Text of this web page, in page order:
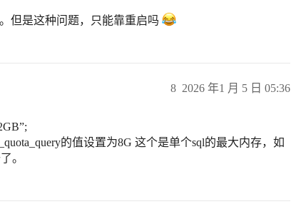
但是这种问题，只能靠重启吗
2026 年1 月 5 日 05:36
8
的值设置为8G 这个是单个sql的最大内存，如
。